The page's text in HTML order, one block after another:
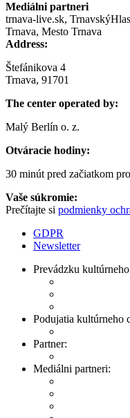
Mediálni partneri
trnava-live.sk,
Trnava, Mesto Trnava
Address:
Štefánikova 4
Trnava, 91701
The center operated by:
Malý Berlín o. z.
Otváracie hodiny:
30 minút pred začiatkom
Vaše súkromie:
Prečítajte si podmienky
GDPR
Newsletter
Prevádzku
Podujatia kultúrneho
Partner:
Mediálni partneri: